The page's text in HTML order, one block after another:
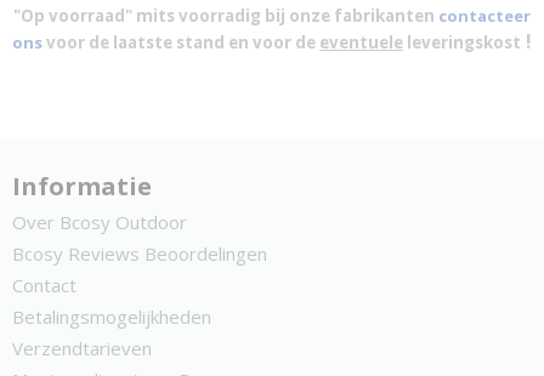
"Op voorraad" mits voorradig bij onze fabrikanten contacteer
onsvoor de laatste stand en voor de eventuele leveringskost !
Informatie
Over Bcosy Outdoor
Bcosy Reviews Beoordelingen
Contact
Betalingsmogelijkheden
Verzendtarieven